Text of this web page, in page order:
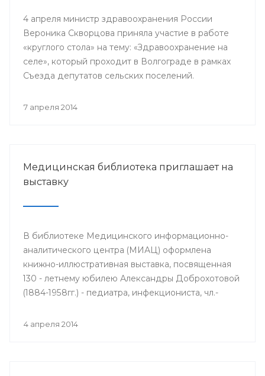
4 апреля министр здравоохранения России
Вероника Скворцова приняла участие в работе
«круглого стола» на тему: «Здравоохранение на
селе», который проходит в Волгограде в рамках
Съезда депутатов сельских поселений.
7 апреля 2014
Медицинская библиотека приглашает на
выставку
В библиотеке Медицинского информационно-
аналитического центра (МИАЦ) оформлена
книжно-иллюстративная выставка, посвященная
130 - летнему юбилею Александры Доброхотовой
(1884-1958гг.) - педиатра, инфекциониста, чл.-
деятеля науки РСФСР.
4 апреля 2014